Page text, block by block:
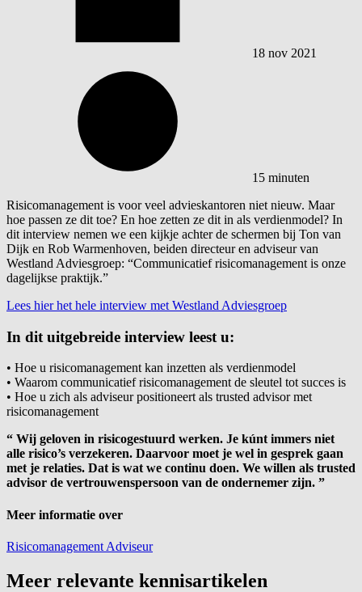
18 nov 2021
15 minuten
Risicomanagement is voor veel advieskantoren niet nieuw. Maar
hoe passen ze dit toe? En hoe zetten ze dit in als verdienmodel? In
dit interview nemen we een kijkje achter de schermen bij Ton van
Dijk en Rob Warmenhoven, beiden directeur en adviseur van
Westland Adviesgroep: “Communicatief risicomanagement is onze
dagelijkse praktijk.”
Lees hier het hele interview met Westland Adviesgroep
In dit uitgebreide interview leest u:
• Hoe u risicomanagement kan inzetten als verdienmodel
• Waarom communicatief risicomanagement de sleutel tot succes is
• Hoe u zich als adviseur positioneert als trusted advisor met
risicomanagement
“ Wij geloven in risicogestuurd werken. Je kúnt immers niet
alle risico’s verzekeren. Daarvoor moet je wel in gesprek gaan
met je relaties. Dat is wat we continu doen. We willen als trusted
advisor de vertrouwenspersoon van de ondernemer zijn. ”
Meer informatie over
Risicomanagement Adviseur
Meer relevante kennisartikelen